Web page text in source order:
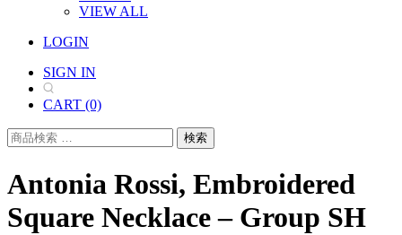
VIEW ALL
LOGIN
SIGN IN
CART (0)
検
対
象:
検索
Antonia Rossi, Embroidered
Square Necklace – Group SH